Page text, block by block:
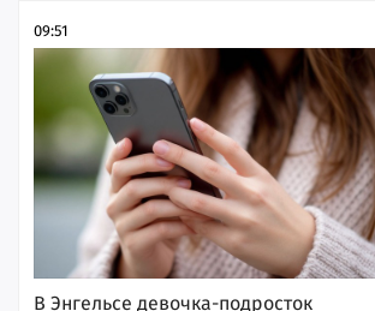
09:51
В Энгельсе девочка-подросток